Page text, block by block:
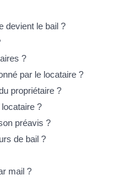
devient le bail ?
?
par le locataire ?
propriétaire ?
?
préavis ?
de bail ?
mail ?